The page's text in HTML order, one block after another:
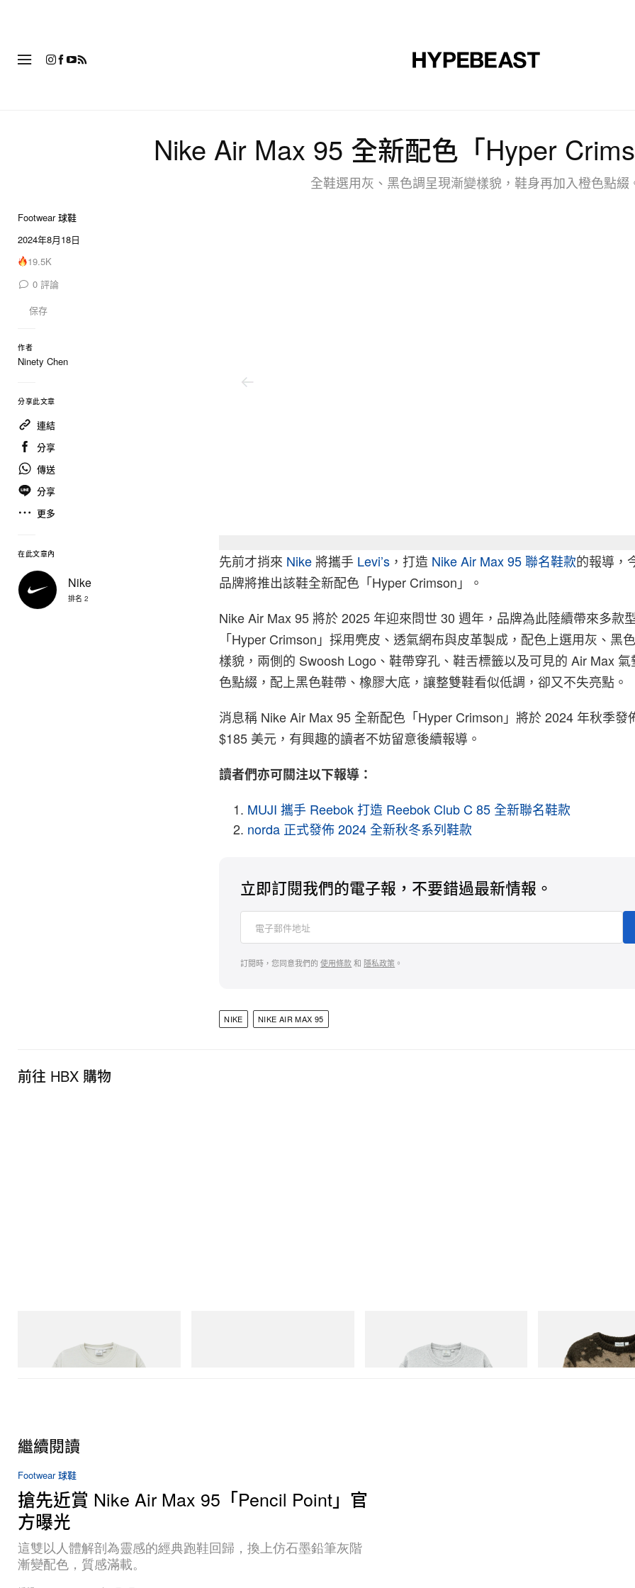
Nike Air Max 95 全新配色「Hyper
全鞋選用灰、黑色調呈現漸變樣貌，鞋身再加入橙色點綴
Footwear 球鞋
2024年8月18日
19.5K
0 評論
保存
作者
Ninety Chen
分享此文章
連結
分享
傳送
分享
更多
在此文章內
Nike
排名 2
先前才捎來 Nike將攜手 Levi’s ，打造 Nike Air Max 95 聯名鞋款的報導，
品牌將推出該鞋全新配色「Hyper Crimson」。
Nike Air Max 95 將於 2025 年迎來問世 30 週年，品牌為此陸續帶來多款
「Hyper Crimson」採用麂皮、透氣網布與皮革製成，配色上選用灰、黑
樣貌，兩側的 Swoosh Logo、鞋帶穿孔、鞋舌標籤以及可見的 Air Max
色點綴，配上黑色鞋帶、橡膠大底，讓整雙鞋看似低調，卻又不失亮點。
消息稱 Nike Air Max 95 全新配色「Hyper Crimson」將於 2024 年秋季發
$185 美元，有興趣的讀者不妨留意後續報導。
讀者們亦可關注以下報導：
MUJI 攜手 Reebok 打造 Reebok Club C 85 全新聯名鞋款
norda 正式發佈 2024 全新秋冬系列鞋款
立即訂閱我們的電子報，不要錯過最新情報。
訂閱時，您同意我們的使用條款和 隱私政策 。
NIKE NIKE AIR MAX 95
前往 HBX 購物
Mohair Splatter Sweater
立即購入
繼續閱讀
Footwear 球鞋
搶先近賞 Nike Air Max 95「Pencil Point」官
方曝光
這雙以人體解剖為靈感的經典跑鞋回歸，換上仿石墨鉛筆灰階
漸變配色，質感滿載。